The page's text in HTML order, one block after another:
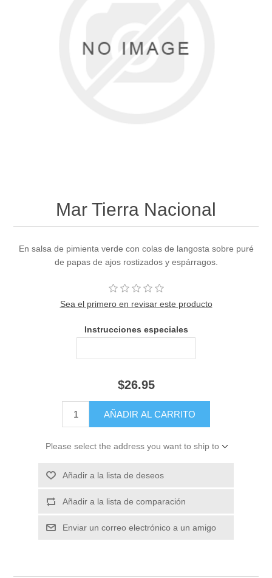
Mar Tierra Nacional
En salsa de pimienta verde con colas de langosta sobre puré
de papas de ajos rostizados y espárragos.
Sea el primero en revisar este producto
Instrucciones especiales
$26.95
Please select the address you want to ship to